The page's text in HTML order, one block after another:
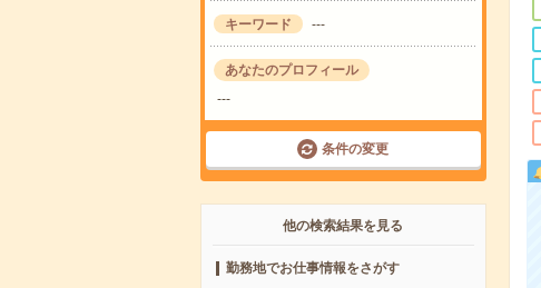
キーワード ---
あなたのプロフィール
---
条件の変更
他の検索結果を見る
勤務地でお仕事情報をさがす